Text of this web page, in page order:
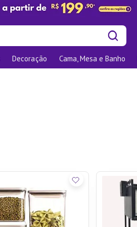
Decoração Cama, Mesa e Banho